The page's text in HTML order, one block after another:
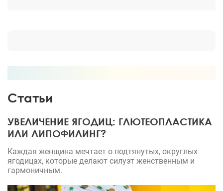
Статьи
УВЕЛИЧЕНИЕ ЯГОДИЦ: ГЛЮТЕОПЛАСТИКА
ИЛИ ЛИПОФИЛИНГ?
Каждая женщина мечтает о подтянутых, округлых
ягодицах, которые делают силуэт женственным и
гармоничным.